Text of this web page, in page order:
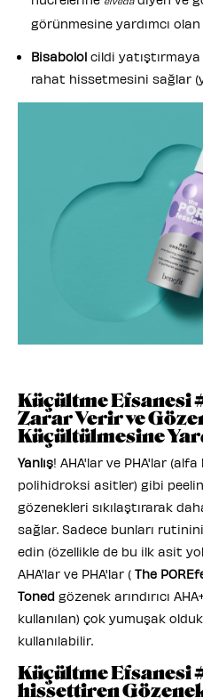
görünmesine yardımcı
Bisabolol cildi
rahat hissetmesini sağlar
Küçültme Efsanesi
Zarar Verir ve
Küçültülmesine
Yanlış! AHA'lar ve PHA'lar
polihidroksi asitler) gibi
gözenekleri sıkılaştırarak
sağlar. Sadece bunları
edin (özellikle de bu ilk asit
AHA'lar ve PHA'lar ( The
Toned gözenek arındırıcı
kullanılan) çok yumuşak
kullanılabilir.
Küçültme Efsanesi
hissettiren